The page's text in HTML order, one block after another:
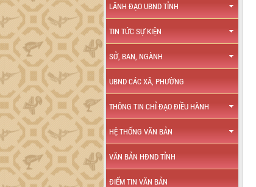
LÃNH ĐẠO UBND TỈNH
TIN TỨC SỰ KIỆN
SỞ, BAN, NGÀNH
UBND CÁC XÃ, PHƯỜNG
THÔNG TIN CHỈ ĐẠO ĐIỀU HÀNH
HỆ THỐNG VĂN BẢN
VĂN BẢN HĐND TỈNH
ĐIỂM TIN VĂN BẢN